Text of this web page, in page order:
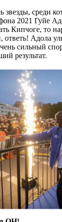
звезды, среди
2021 Гуйе
Кипчоге, то
ответь! Адола
сильный
результат.